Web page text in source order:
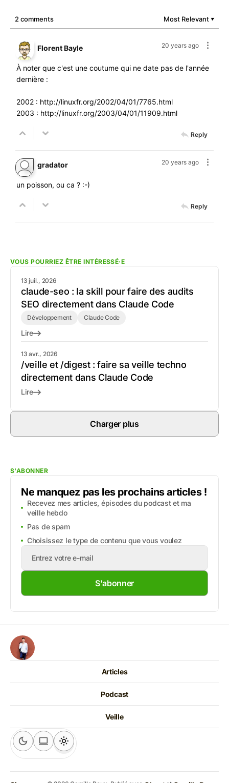
2 comments Most Relevant ▼
20 years ago
Florent Bayle
À noter que c'est une coutume qui ne date pas de l'année
dernière :
2002 : http://linuxfr.org/2002/04/01/7765.html
2003 : http://linuxfr.org/2003/04/01/11909.html
Reply
20 years ago
gradator
un poisson, ou ca ? :-)
Reply
VOUS POURRIEZ ÊTRE INTÉRESSÉ·E
13 juil., 2026
claude-seo : la skill pour faire des audits
SEO directement dans Claude Code
Développement Claude Code
Lire
13 avr., 2026
/veille et /digest : faire sa veille techno
directement dans Claude Code
Lire
Charger plus
S'ABONNER
Ne manquez pas les prochains articles !
Recevez mes articles, épisodes du podcast et ma
veille hebdo
Pas de spam
Choisissez le type de contenu que vous voulez
S'abonner
Articles
Podcast
Veille